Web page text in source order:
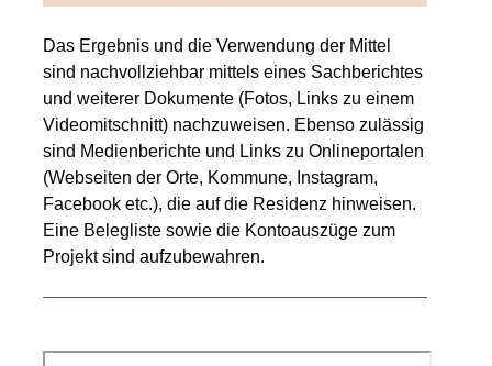
Das Ergebnis und die Verwendung der Mittel
sind nachvollziehbar mittels eines Sachberichtes
und weiterer Dokumente (Fotos, Links zu einem
Videomitschnitt) nachzuweisen. Ebenso zulässig
sind Medienberichte und Links zu Onlineportalen
(Webseiten der Orte, Kommune, Instagram,
Facebook etc.), die auf die Residenz hinweisen.
Eine Belegliste sowie die Kontoauszüge zum
Projekt sind aufzubewahren.